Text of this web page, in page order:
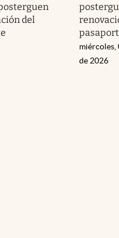
del
miércoles,
de 2026